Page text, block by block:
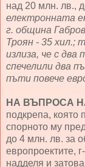
над 20 млн. лв.,
електронната
г. община
Троян - 35 хил.;
излиза, че с два
спечелили два
пъти повече
НА ВЪПРОСА
подкрепа,
спорното му
до 4 млн. лв. за
европроектите,
надделя и